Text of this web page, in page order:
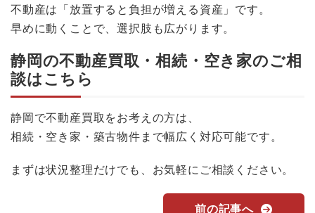
不動産は「放置すると負担が増える資産」です。
早めに動くことで、選択肢も広がります。
静岡の不動産買取・相続・空き家のご相
談はこちら
静岡で不動産買取をお考えの方は、
相続・空き家・築古物件まで幅広く対応可能です。
まずは状況整理だけでも、お気軽にご相談ください。
前の記事へ